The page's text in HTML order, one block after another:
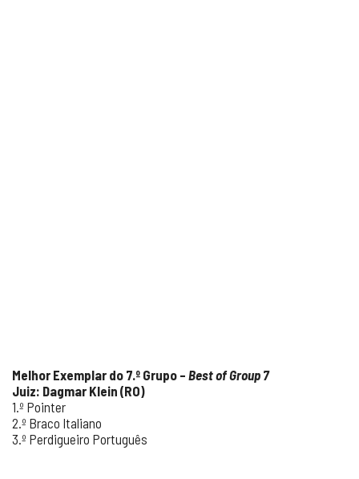
Melhor Exemplar do 7.º Grupo – Best of Group 7
Juiz: Dagmar Klein (RO)
1.º Pointer
2.º Braco Italiano
3.º Perdigueiro Português